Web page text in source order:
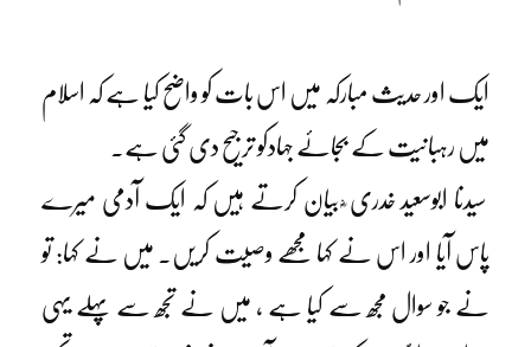
ایک اور حدیث مبارکہ میں اس بات کو واضح کیا ہے کہ اسلام
میں رہبانیت کے بجائے جہادکو ترجیح دی گئی ہے۔
سیدنا ابوسعید خدری ؓ بیان کرتے ہیں کہ ایک آدمی میرے
پاس آیا اور اس نے کہا مجھے وصیت کریں۔ میں نے کہا: تو
نے جو سوال مجھ سے کیا ہے ، میں نے تجھ سے پہلے یہی